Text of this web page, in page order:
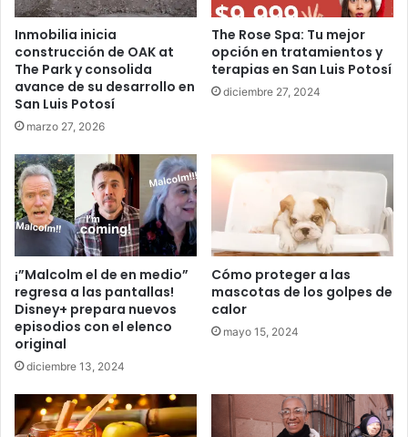
Inmobilia inicia
construcción de OAK at
The Park y consolida
avance de su desarrollo en
San Luis Potosí
marzo 27, 2026
The Rose Spa: Tu mejor
opción en tratamientos y
terapias en San Luis Potosí
diciembre 27, 2024
¡”Malcolm el de en medio”
regresa a las pantallas!
Disney+ prepara nuevos
episodios con el elenco
original
diciembre 13, 2024
Cómo proteger a las
mascotas de los golpes de
calor
mayo 15, 2024